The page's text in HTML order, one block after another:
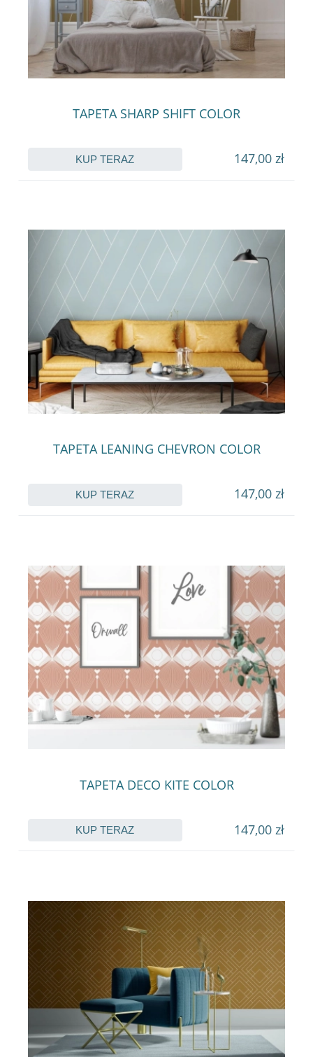
TAPETA SHARP SHIFT COLOR
147,00 zł
KUP TERAZ
TAPETA LEANING CHEVRON COLOR
147,00 zł
KUP TERAZ
TAPETA DECO KITE COLOR
147,00 zł
KUP TERAZ